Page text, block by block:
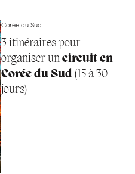
Corée du Sud
3 itinéraires pour
organiser uncircuit en
Corée du Sud(15 à 30
jours)